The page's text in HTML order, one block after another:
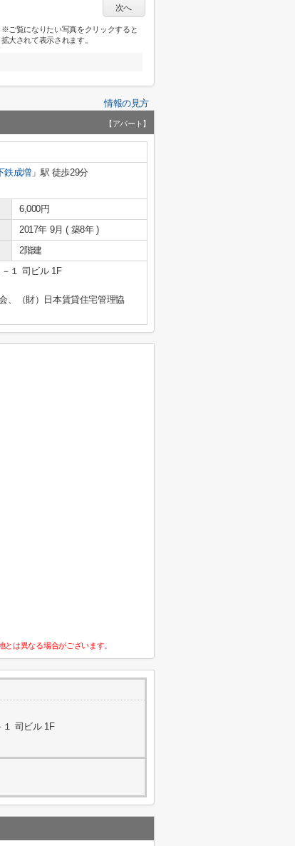
次へ
※ご覧になりたい写真をクリックすると
拡大されて表示されます。
情報の見方
【アパート】
鉄成増」駅 徒歩29分
6,000円
2017年 9月 ( 築8年 )
2階建
１ 司ビル 1F
、（財）日本賃貸住宅管理協
は異なる場合がございます。
１ 司ビル 1F